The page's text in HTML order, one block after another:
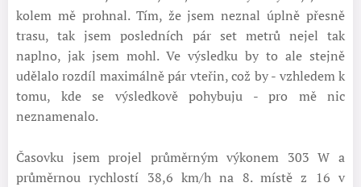
kolem mě prohnal. Tím, že jsem neznal úplně přesně
trasu, tak jsem posledních pár set metrů nejel tak
naplno, jak jsem mohl. Ve výsledku by to ale stejně
udělalo rozdíl maximálně pár vteřin, což by - vzhledem k
tomu, kde se výsledkově pohybuju - pro mě nic
neznamenalo.
Časovku jsem projel průměrným výkonem 303 W a
průměrnou rychlostí 38,6 km/h na 8. místě z 16 v